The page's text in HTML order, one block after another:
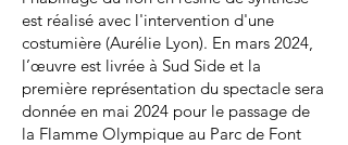
est réalisé avec l'intervention d'une
costumière (Aurélie Lyon). En mars 2024,
l’œuvre est livrée à Sud Side et la
première représentation du spectacle sera
donnée en mai 2024 pour le passage de
la Flamme Olympique au Parc de Font